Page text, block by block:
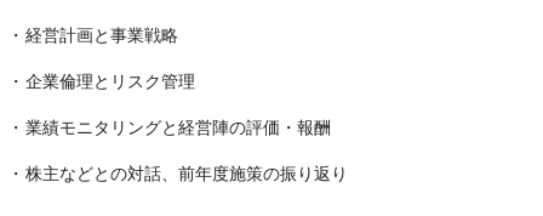
経営計画と事業戦略
企業倫理とリスク管理
業績モニタリングと経営陣の評価・報酬
株主などとの対話、前年度施策の振り返り